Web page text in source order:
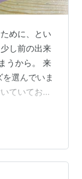
めに、とい
し前の出来
うから。 来
選んでいま
ていてお得
書いたり、
ベントの日
ジは、ほぼ
脂肪を測っ